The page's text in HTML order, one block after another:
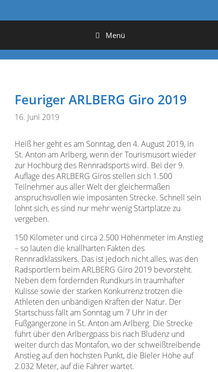
Menü
Feuriger ARLBERG Giro 2019
16. Juni 2019
Heiß her geht es am Sonntag, den 4. August 2019, in
St. Anton am Arlberg, wenn der Tourismusort wieder
zur Hochburg des Rennradsports wird. Bei der 9.
Auflage des ARLBERG Giros stellen sich 1.500
Teilnehmer aus aller Welt der gleichermaßen
anspruchsvollen wie imposanten Strecke. Schnell sein
lohnt sich, es sind nur mehr wenig Startplätze zu
vergeben.
150 Kilometer und circa 2.500 Höhenmeter im Anstieg
– so lauten die knallharten Fakten des
Rennradklassikers. Das ist jedoch nicht alles, was den
Radsportlern beim ARLBERG Giro 2019 bevorsteht.
Neben dem fordernden Rundkurs in traumhafter
Kulisse sowie der starken Konkurrenz trotzen die
Athleten den unbändigen Kräften der Natur. Der
Startschuss fällt am Sonntag um 7 Uhr in der
Fußgängerzone in St. Anton am Arlberg. Die Strecke
führt über den Arlbergpass bis nach Bludenz und
weiter durch das Montafon, wo der schweißtreibende
Anstieg auf den höchsten Punkt, die Bieler Höhe auf
2.032 Meter, auf die Fahrer wartet.